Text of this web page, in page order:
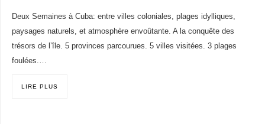
Deux Semaines à Cuba: entre villes coloniales, plages idylliques,
paysages naturels, et atmosphère envoûtante. A la conquête des
trésors de l’île. 5 provinces parcourues. 5 villes visitées. 3 plages
foulées.…
LIRE PLUS